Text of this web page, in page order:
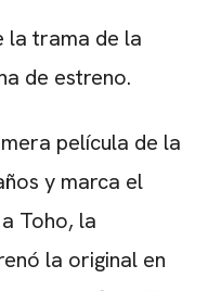
la trama de la
de estreno.
película de la
y marca el
Toho, la
la original en